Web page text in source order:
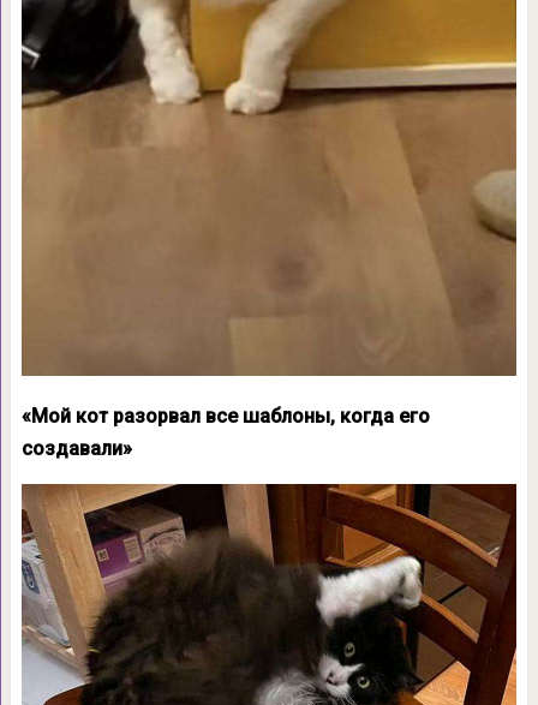
«Мой кот разорвал все шаблоны, когда его
создавали»